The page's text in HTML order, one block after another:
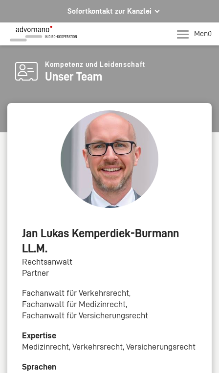
Sofortkontakt zur Kanzlei
Ihre Rechtsberatung in Hagen und Iserlohn
Ihr direkter Kontakt zu uns
Telefon Hagen
+49 2331 91599-0
Per E-Mail für Sie da.
mail@advomano.de
Menü
Kompetenz und Leidenschaft
Unser Team
Jan Lukas Kemperdiek-Burmann
LL.M.
Rechtsanwalt
Partner
Fachanwalt für Verkehrsrecht,
Fachanwalt für Medizinrecht,
Fachanwalt für Versicherungsrecht
Expertise
Medizinrecht, Verkehrsrecht, Versicherungsrecht
Sprachen